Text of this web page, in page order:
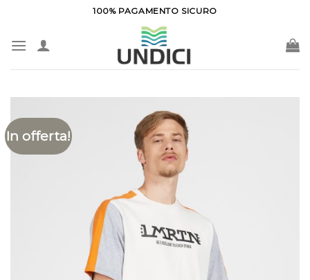
contenuti
100% PAGAMENTO SICURO
In offerta!